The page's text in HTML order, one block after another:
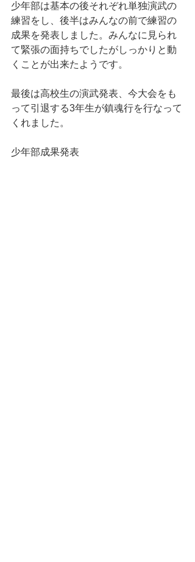
少年部は基本の後それぞれ単独演武の
練習をし、後半はみんなの前で練習の
成果を発表しました。みんなに見られ
て緊張の面持ちでしたがしっかりと動
くことが出来たようです。
最後は高校生の演武発表、今大会をも
って引退する3年生が鎮魂行を行なって
くれました。
少年部成果発表